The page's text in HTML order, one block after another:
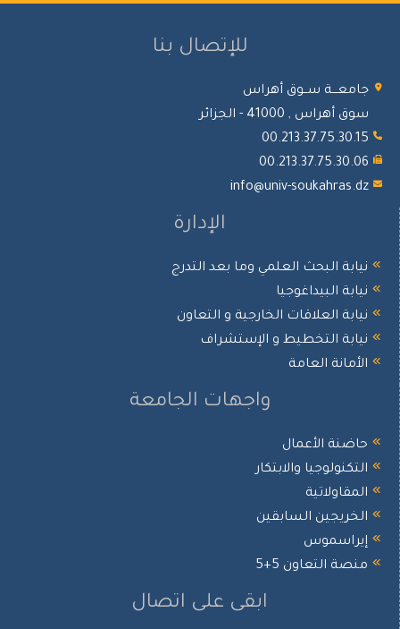
للإتصال بنا
جامعـــة ســوق أهراس
سوق أهراس , 41000 - الجزائر
00.213.37.75.30.15
00.213.37.75.30.06
info@univ-soukahras.dz
الإدارة
نيابة البحث العلمي وما بعد التدرج
نيابة البيداغوجيا
نيابة العلاقات الخارجية و التعاون
نيابة التخطيط و الإستشراف
الأمانة العامة
واجهات الجامعة
حاضنة الأعمال
التكنولوجيا والابتكار
المقاولاتية
الخريجين السابقين
إيراسموس
منصة التعاون 5+5
ابقى على اتصال